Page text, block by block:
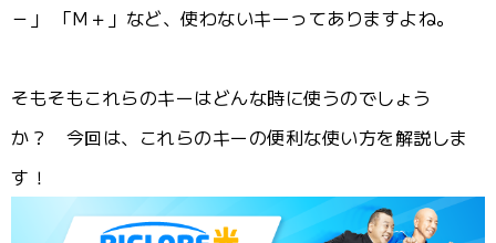
－」 「M＋」など、使わないキーってありますよね。
そもそもこれらのキーはどんな時に使うのでしょう
か？ 今回は、これらのキーの便利な使い方を解説しま
す！